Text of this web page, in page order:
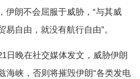
伊朗不会屈服于威胁，“与其威
自由，就没有航行自由”。
晚在社交媒体发文，威胁伊朗
海峡，否则将摧毁伊朗“各类发电